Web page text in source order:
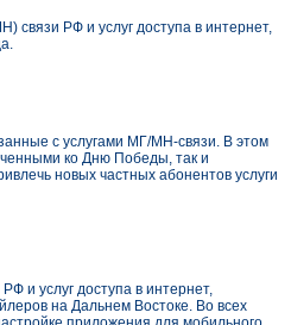
РФ и услуг доступа в интернет,
с услугами МГ/МН-связи. В этом
ко Дню Победы, так и
новых частных абонентов услуги
и услуг доступа в интернет,
на Дальнем Востоке. Во всех